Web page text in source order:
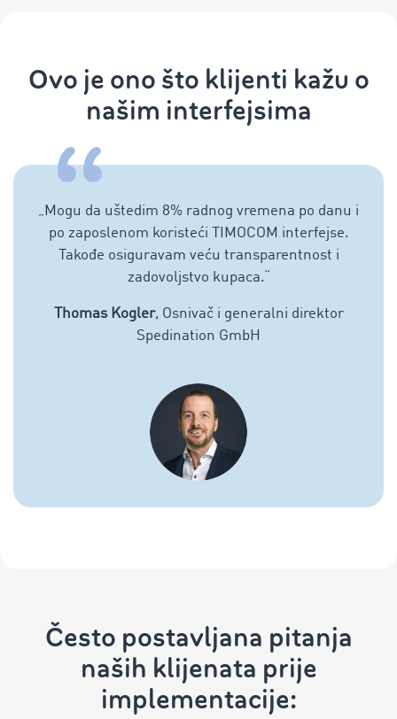
Ovo je ono što klijenti kažu o
našim interfejsima
„ Mogu da uštedim 8% radnog vremena po danu i
po zaposlenom koristeći TIMOCOM interfejse.
Takođe osiguravam veću transparentnost i
zadovoljstvo kupaca.
Thomas Kogler, Osnivač i generalni direktor
Spedination GmbH
Često postavljana pitanja
naših klijenata prije
implementacije: